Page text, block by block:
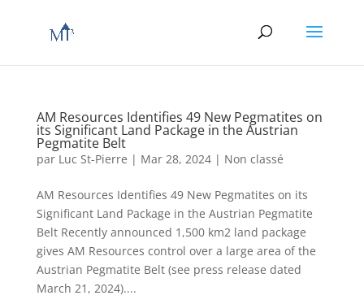
AM Resources Identifies 49 New Pegmatites on
its Significant Land Package in the Austrian
Pegmatite Belt
par Luc St-Pierre | Mar 28, 2024| Non classé
AM Resources Identifies 49 New Pegmatites on its
Significant Land Package in the Austrian Pegmatite
Belt Recently announced 1,500 km2 land package
gives AM Resources control over a large area of the
Austrian Pegmatite Belt (see press release dated
March 21, 2024)....